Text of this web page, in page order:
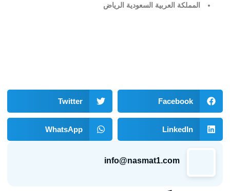
المملكة العربية السعودية الرياض
Facebook
Twitter
LinkedIn
WhatsApp
info@nasmat1.com